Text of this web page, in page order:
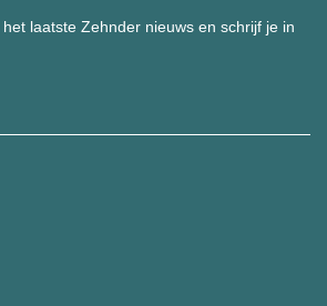
laatste Zehnder nieuws en schrijf je in